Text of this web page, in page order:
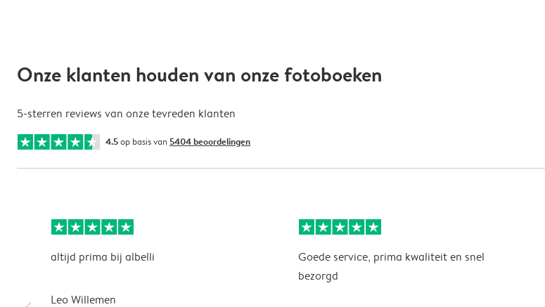
Onze klanten houden van onze fotoboeken
5-sterren reviews van onze tevreden klanten
4.5op basis van 5404 beoordelingen
altijd prima bij albelli
Leo Willemen
Goede service, prima kwaliteit en snel
bezorgd